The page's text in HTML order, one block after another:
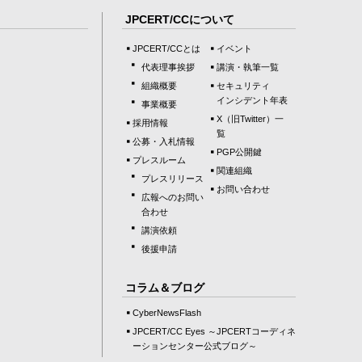
JPCERT/CCについて
JPCERT/CCとは
代表理事挨拶
組織概要
事業概要
採用情報
公募・入札情報
プレスルーム
プレスリリース
広報へのお問い
合わせ
講演依頼
後援申請
イベント
講演・執筆一覧
セキュリティ
インシデント年表
X（旧Twitter）一
覧
PGP公開鍵
関連組織
お問い合わせ
コラム＆ブログ
CyberNewsFlash
JPCERT/CC Eyes ～JPCERTコーディネ
ーションセンター公式ブログ～